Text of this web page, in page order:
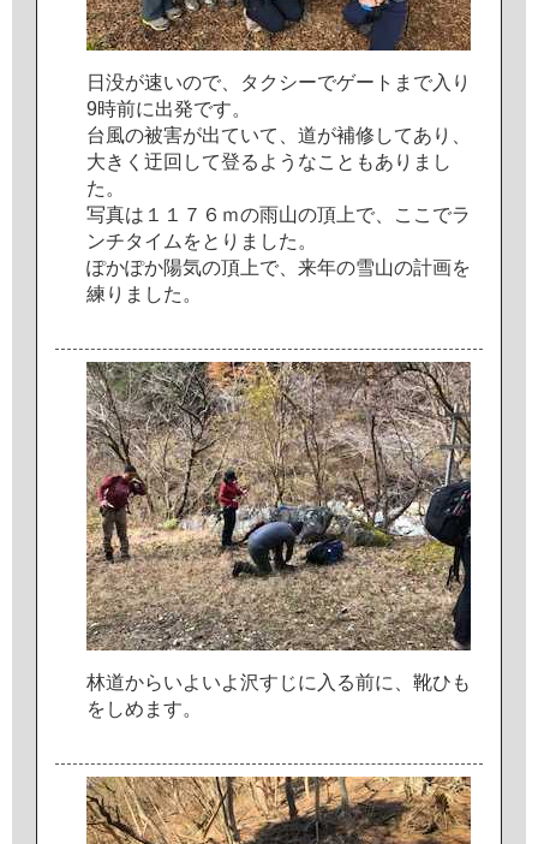
日 没が速いので タ ク シーでゲー ト ま で入 り
9時前に出発です。
台 風の被害が出ていて 道が補修 してあ り
大き く 迂回 して登る よ う なこ と もあ り ま し
た 。
写真は １ １ ７ ６ ｍの雨山の頂 上で こ こ でラ
ンチタイ ム をと り ま した 。
ぽかぽか陽気の頂 上で 来年の雪山の計画を
練 り ま した 。
林道からいよ いよ沢す じに 入 る前に 靴ひ も
を しめ ま す。